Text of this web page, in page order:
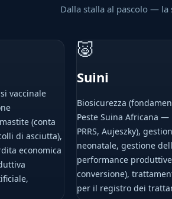
Dalla stalla al pascolo — la
vaccinale
(conta
di asciutta),
economica
🐷
Suini
Biosicurezza
Peste Suina Africana —
PRRS, Aujeszky),
neonatale, gestione
performance
conversione),
per il registro dei